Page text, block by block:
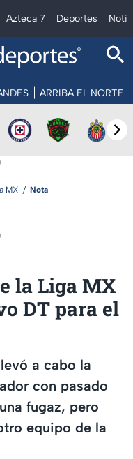
Azteca 7 Deportes
ARRIBA EL NORTE
MX Nota
la Liga MX
DT para el
a cabo la
con pasado
fugaz, pero
equipo de la